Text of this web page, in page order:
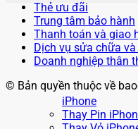
Thẻ ưu đãi
Trung tâm bảo hành
Thanh toán và giao
Dịch vụ sửa chữa
Doanh nghiệp thân
© Bản quyền thuộc về
iPhone
Thay Pin